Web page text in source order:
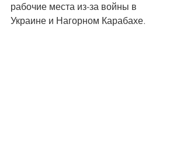
рабочие места из-за войны в
Украине и Нагорном Карабахе.